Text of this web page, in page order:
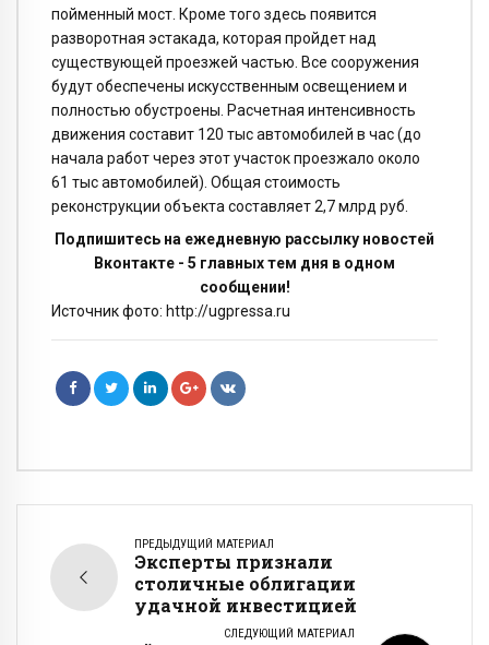
пойменный мост. Кроме того здесь появится
разворотная эстакада, которая пройдет над
существующей проезжей частью. Все сооружения
будут обеспечены искусственным освещением и
полностью обустроены. Расчетная интенсивность
движения составит 120 тыс автомобилей в час (до
начала работ через этот участок проезжало около
61 тыс автомобилей). Общая стоимость
реконструкции объекта составляет 2,7 млрд руб.
Подпишитесь на ежедневную рассылку новостей
Вконтакте - 5 главных тем дня в одном
сообщении!
Источник фото: http://ugpressa.ru
ПРЕДЫДУЩИЙ МАТЕРИАЛ
Эксперты признали
столичные облигации
удачной инвестицией
СЛЕДУЮЩИЙ МАТЕРИАЛ